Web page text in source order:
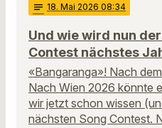
notes 18. Mai 2026 08:34
Und wie wird nun
Contest nächstes
«Bangaranga»! Nach
Nach Wien 2026 könnte
wir jetzt schon wissen
nächsten Song Contest.